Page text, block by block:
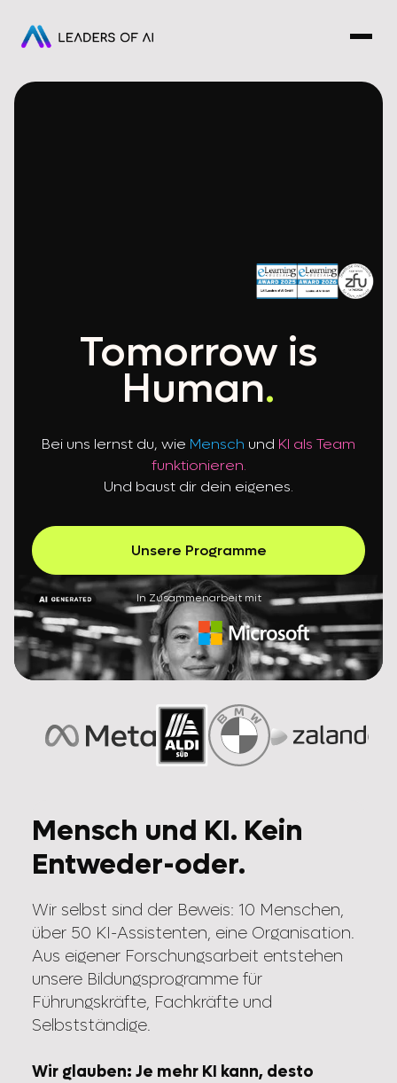
Tomorrow is
Human.
Bei uns lernst du, wie Mensch und KI als Team
funktionieren.
Und baust dir dein eigenes.
Unsere Programme
In Zusammenarbeit mit
Mensch und KI. Kein
Entweder-oder.
Wir selbst sind der Beweis: 10 Menschen,
über 50 KI-Assistenten, eine Organisation.
Aus eigener Forschungsarbeit entstehen
unsere Bildungsprogramme für
Führungskräfte, Fachkräfte und
Selbstständige.
Wir glauben: Je mehr KI kann, desto